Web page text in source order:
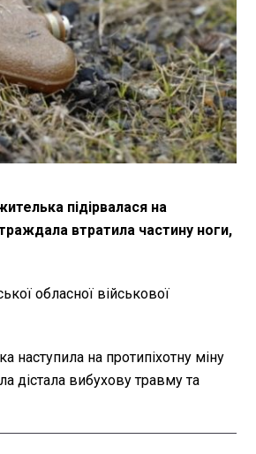
підірвалася на
втратила частину ноги,
обласної військової
наступила на протипіхотну міну
дістала вибухову травму та